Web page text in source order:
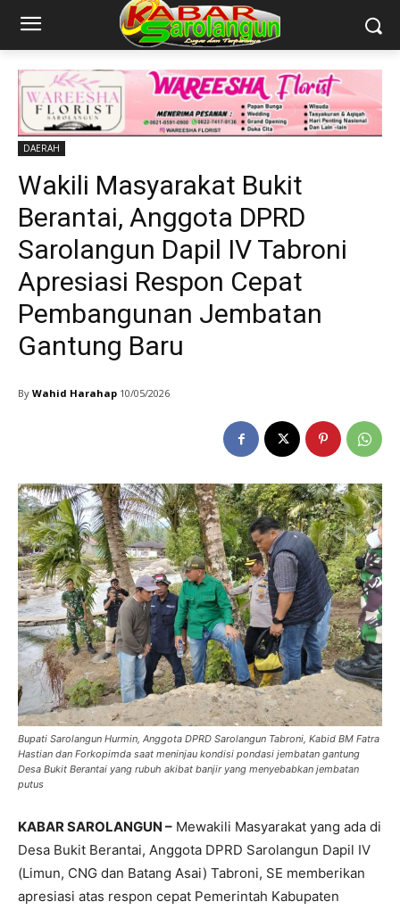
DAERAH
Wakili Masyarakat Bukit
Berantai, Anggota DPRD
Sarolangun Dapil IV Tabroni
Apresiasi Respon Cepat
Pembangunan Jembatan
Gantung Baru
By Wahid Harahap 10/05/2026
Bupati Sarolangun Hurmin, Anggota DPRD Sarolangun Tabroni, Kabid BM Fatra
Hastian dan Forkopimda saat meninjau kondisi pondasi jembatan gantung
Desa Bukit Berantai yang rubuh akibat banjir yang menyebabkan jembatan
putus
KABAR SAROLANGUN – Mewakili Masyarakat yang ada di
Desa Bukit Berantai, Anggota DPRD Sarolangun Dapil IV
(Limun, CNG dan Batang Asai) Tabroni, SE memberikan
apresiasi atas respon cepat Pemerintah Kabupaten